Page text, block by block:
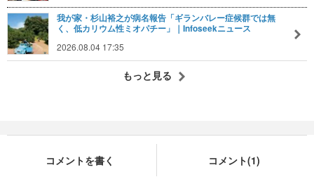
我が家・杉山裕之が病名報告「ギランバレー症候群では無
く、低カリウム性ミオパチー」｜Infoseekニュース
2026.08.04 17:35
もっと見る
コメントを書く コメント(1)